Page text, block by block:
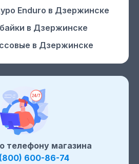
телефону магазина
600-86-74
Enduro в Дзержинске
в Дзержинске
в Дзержинске